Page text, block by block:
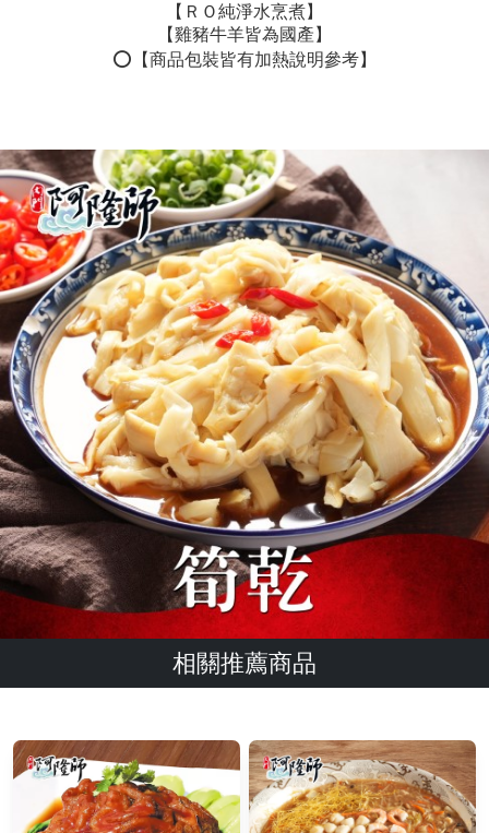
【ＲＯ純淨水烹煮】
【雞豬牛羊皆為國產】
⭕️【商品包裝皆有加熱說明參考】
相關推薦商品